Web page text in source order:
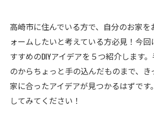
高崎市に住んでいる方で、自分のお家を
ォームしたいと考えている方必見！今
すすめのDIYアイデアを５つ紹介します
のからちょっと手の込んだものまで、き
家に合ったアイデアが見つかるはずです
してみてください！